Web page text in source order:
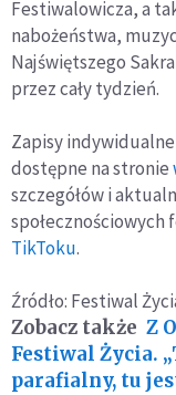
Festiwalowicza, a
nabożeństwa,
Najświętszego
przez cały tydzień.
Zapisy
dostępne na stronie
szczegółów i
społecznościowych
TikToku.
Źródło: Festiwal
Zobacz także Z
Festiwal Życia.
parafialny, tu